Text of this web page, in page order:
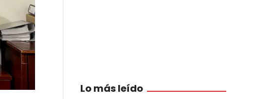
Lo más leído